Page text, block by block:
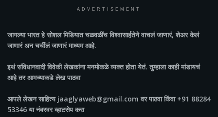
ADVERTISEMENT
जागल्या भारतहे सोशल मिडियात चळवळींच विश्वासार्हतेने वाचलं जाणारं, शेअर केलं
जाणारं अन चर्चीलं जाणारं माध्यम आहे.
इथं संविधानवादी विवेकी लेखकांना मनमोकळे व्यक्त होता येतं. तुम्हाला काही मांडायचं
आहे तर आमच्याकडे लेख पाठवा
आपले लेखन साहित्य jaaglyaweb@gmail.com वर पाठवा किंवा +91 88284
53346 या नंबरवर व्हाटसेप करा